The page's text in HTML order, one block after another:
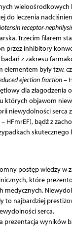
leczenia
receptor-
Trzecim filarem
inhibitory
z zakresu
elementem były
ejection fraction–
dla złagodzenia
których objawom
niewydolności serca
– HFmrEF), bądź z
postęp wiedzy
które
to najbardziej
serca.
wyników